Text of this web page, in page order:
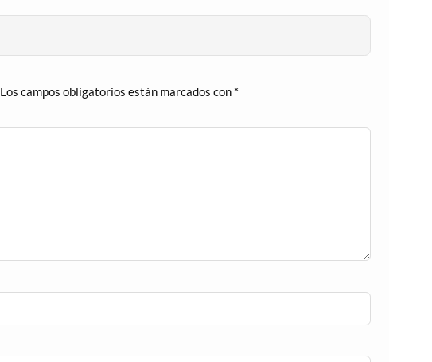
Los campos obligatorios están marcados con *